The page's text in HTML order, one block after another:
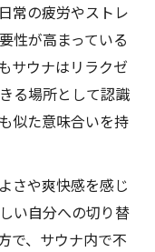
常の疲労やストレ
性が高まっている
サウナはリラクゼ
る場所として認識
似た意味合いを持
さや爽快感を感じ
い自分への切り替
で、サウナ内で不